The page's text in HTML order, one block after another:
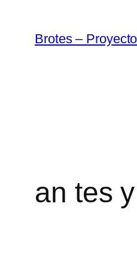
contenido
Brotes –
an tes